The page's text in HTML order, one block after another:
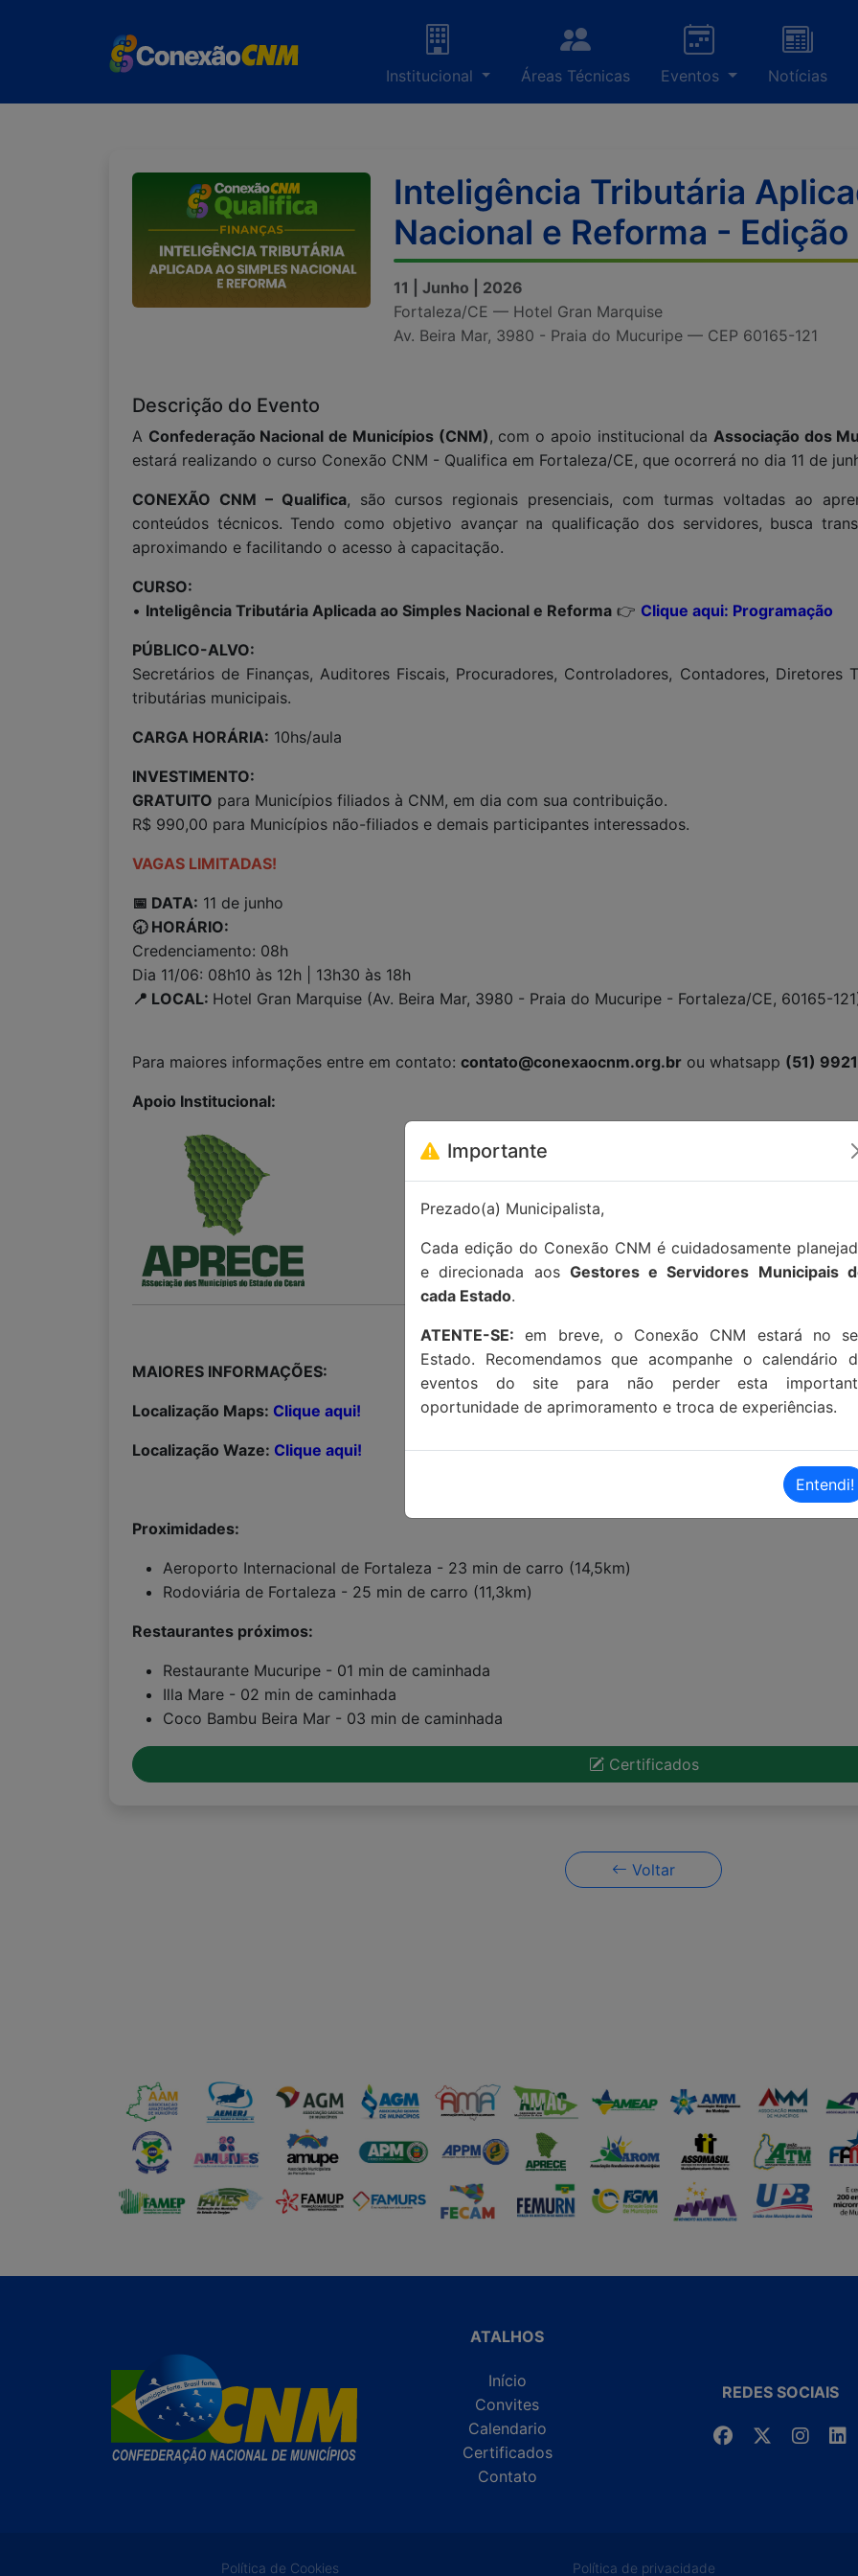
Institucional Áreas Técnicas Eventos Notícias
Inteligência Tributária
Nacional e Reforma -
11 | Junho | 2026
Fortaleza/CE — Hotel Gran Marquise
Av. Beira Mar, 3980 - Praia do Mucuripe — CEP 60165-121
Descrição do Evento
A Confederação Nacional de Municípios (CNM), com o apoio institucional da Associação dos
estará realizando o curso Conexão CNM - Qualifica em Fortaleza/CE, que ocorrerá no dia 11 de
CONEXÃO CNM – Qualifica, são cursos regionais presenciais, com turmas voltadas ao
conteúdos técnicos. Tendo como objetivo avançar na qualificação dos servidores, busca
aproximando e facilitando o acesso à capacitação.
CURSO:
• Inteligência Tributária Aplicada ao Simples Nacional e Reforma 👉 Clique aqui: Programação
PÚBLICO-ALVO:
Secretários de Finanças, Auditores Fiscais, Procuradores, Controladores, Contadores, Diretores
tributárias municipais.
CARGA HORÁRIA: 10hs/aula
INVESTIMENTO:
GRATUITO para Municípios filiados à CNM, em dia com sua contribuição.
R$ 990,00 para Municípios não-filiados e demais participantes interessados.
VAGAS LIMITADAS!
📅 DATA: 11 de junho
🕣 HORÁRIO:
Credenciamento: 08h
Dia 11/06: 08h10 às 12h | 13h30 às 18h
📍 LOCAL: Hotel Gran Marquise (Av. Beira Mar, 3980 - Praia do Mucuripe - Fortaleza/CE, 60165-
Para maiores informações entre em contato: contato@conexaocnm.org.br ou whatsapp (51)
Apoio Institucional:
MAIORES INFORMAÇÕES:
Localização Maps: Clique aqui!
Localização Waze: Clique aqui!
Proximidades:
Aeroporto Internacional de Fortaleza - 23 min de carro (14,5km)
Rodoviária de Fortaleza - 25 min de carro (11,3km)
Restaurantes próximos:
Restaurante Mucuripe - 01 min de caminhada
Illa Mare - 02 min de caminhada
Coco Bambu Beira Mar - 03 min de caminhada
Certificados
Voltar
ATALHOS
Início
Convites
Calendario
Certificados
Contato
REDES SOCIAIS
Política de Cookies Política de privacidade
Importante
Prezado(a) Municipalista,
Cada edição do Conexão CNM é cuidadosamente
e direcionada aos Gestores e Servidores Municipais
cada Estado.
ATENTE-SE: em breve, o Conexão CNM estará no
Estado. Recomendamos que acompanhe o calendário
eventos do site para não perder esta
oportunidade de aprimoramento e troca de experiências.
Entendi!